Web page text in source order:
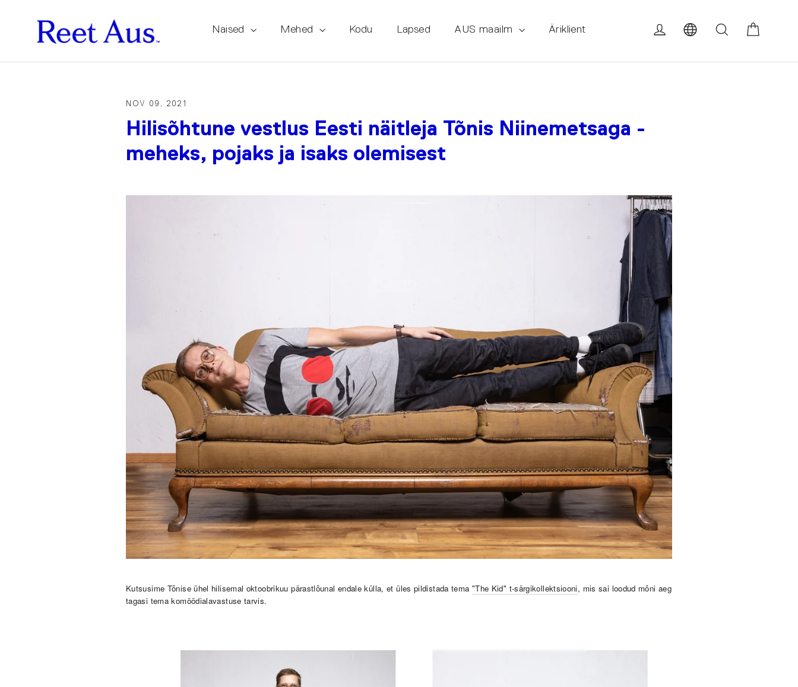
Naised Mehed Kodu Lapsed AUS maailm Äriklient Logi sisse Otsi
NOV 09, 2021
Hilisõhtune vestlus Eesti näitleja Tõnis Niinemetsaga -
meheks, pojaks ja isaks olemisest
Kutsusime Tõnise ühel hilisemal oktoobrikuu pärastlõunal endale külla, et üles pildistada tema "The Kid" t-särgikollektsiooni, mis sai loodud mõni aeg
tagasi tema komöödialavastuse tarvis.